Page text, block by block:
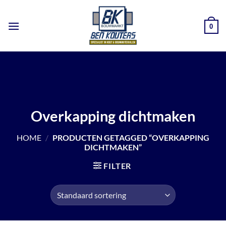
inhoud
0
Overkapping dichtmaken
HOME / PRODUCTEN GETAGGED “OVERKAPPING
DICHTMAKEN”
FILTER